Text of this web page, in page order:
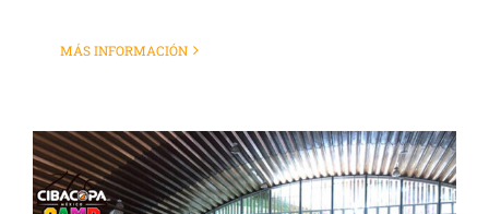
MÁS INFORMACIÓN